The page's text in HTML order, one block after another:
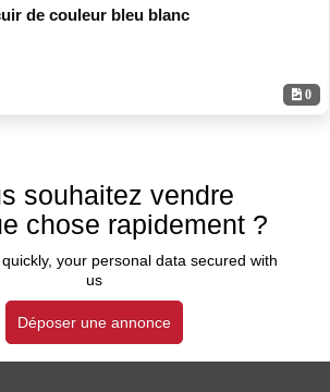
0
de couleur bleu blanc
souhaitez vendre
chose rapidement ?
your personal data secured with
us
Déposer une annonce